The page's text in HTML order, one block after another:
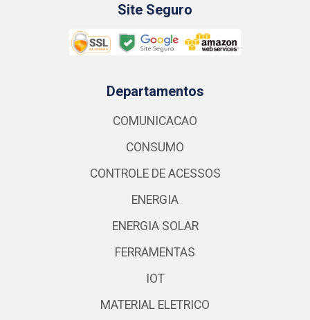
Site Seguro
Departamentos
COMUNICACAO
CONSUMO
CONTROLE DE ACESSOS
ENERGIA
ENERGIA SOLAR
FERRAMENTAS
IOT
MATERIAL ELETRICO